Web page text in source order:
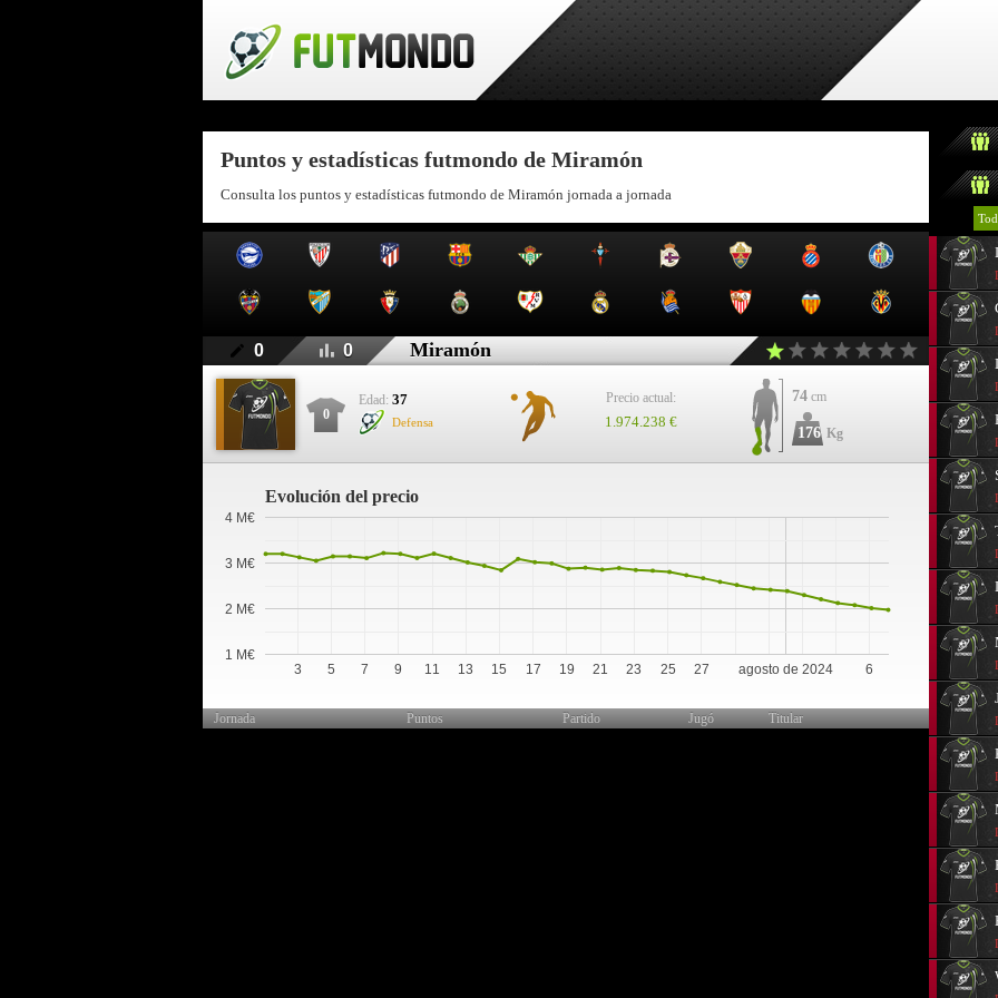
Puntos y estadísticas futmondo de Miramón
Consulta los puntos y estadísticas futmondo de Miramón jornada a jornada
0 0 Miramón
0
Edad: 37
Defensa
Precio actual:
1.974.238 €
74 cm
176 Kg
Evolución del precio
agosto de 2024
3 5 7 9 11 13 15 17 19 21 23 25 27 6
1 M€
2 M€
3 M€
4 M€
Jornada Puntos Partido Jugó Titular